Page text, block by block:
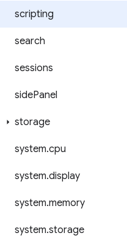
scripting
search
sessions
sidePanel
storage
system.cpu
system.display
system.memory
system.storage